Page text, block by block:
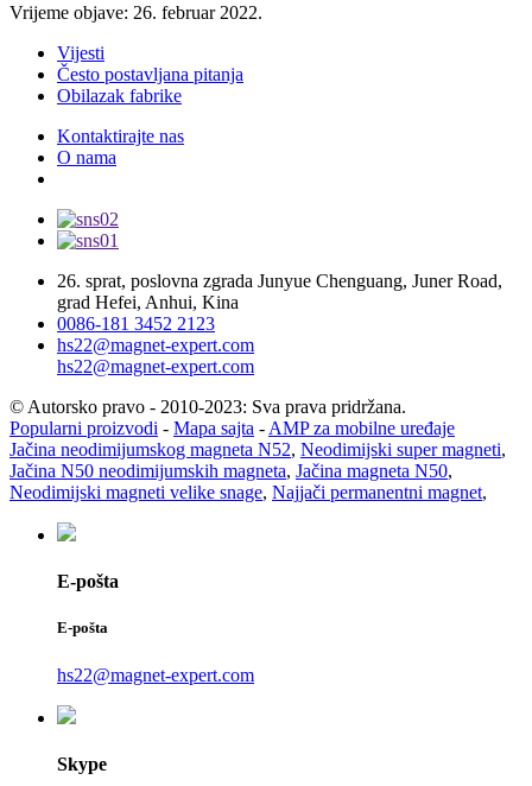
Vrijeme objave: 26. februar 2022.
Vijesti
Često postavljana pitanja
Obilazak fabrike
Kontaktirajte nas
O nama
26. sprat, poslovna zgrada Junyue Chenguang, Juner Road,
grad Hefei, Anhui, Kina
0086-181 3452 2123
hs22@magnet-expert.com
hs22@magnet-expert.com
© Autorsko pravo - 2010-2023: Sva prava pridržana.
Popularni proizvodi - Mapa sajta - AMP za mobilne uređaje
Jačina neodimijumskog magneta N52, Neodimijski super magneti,
Jačina N50 neodimijumskih magneta, Jačina magneta N50,
Neodimijski magneti velike snage, Najjači permanentni magnet,
E-pošta
E-pošta
hs22@magnet-expert.com
Skype